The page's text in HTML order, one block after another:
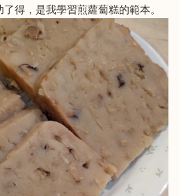
得，是我學習煎蘿蔔糕的範本。